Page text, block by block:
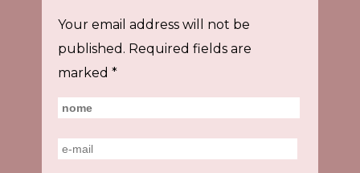
Your email address will not be
published. Required fields are
marked *